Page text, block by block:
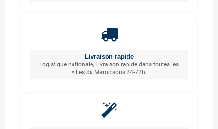
Livraison rapide
Logistique nationale, Livraison rapide dans toutes les
villes du Maroc sous 24-72h.